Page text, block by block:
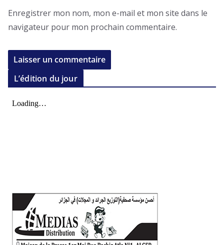
Enregistrer mon nom, mon e-mail et mon site dans le
navigateur pour mon prochain commentaire.
L’édition du jour